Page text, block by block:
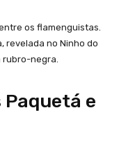
os flamenguistas.
revelada no Ninho do
rubro-negra.
Paquetá e